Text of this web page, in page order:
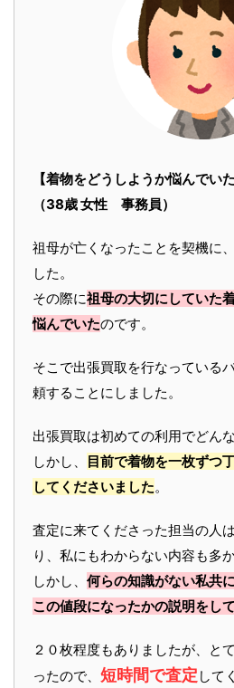
【着物をどうしようか悩んでい
（38歳 女性 事務員）
祖母が亡くなったことを契機に
した。
その際に祖母の大切にしていた
悩んでいたのです。
そこで出張買取を行なっている
頼することにしました。
出張買取は初めての利用でどん
しかし、
目前で着物を一枚ずつ
してくださいました。
査定に来てくださった担当の人
り、私にもわからない内容も多
しかし、 何らの知識がない私共
この値段になったかの説明をし
２０枚程度もありましたが、と
ったので、 短時間で査定 して